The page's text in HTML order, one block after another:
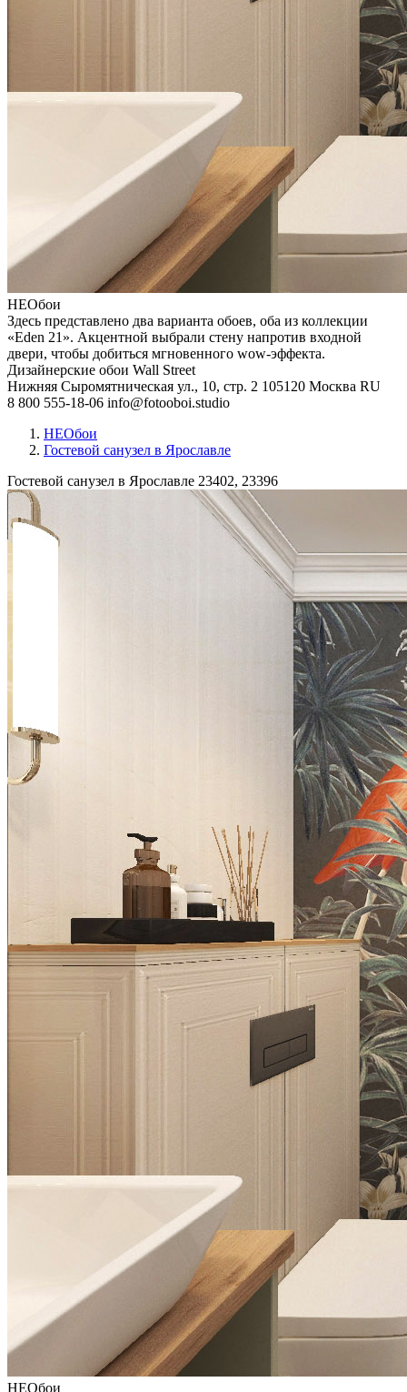
НЕОбои
Здесь представлено два варианта обоев, оба из коллекции
«Eden 21». Акцентной выбрали стену напротив входной
двери, чтобы добиться мгновенного wow-эффекта.
Дизайнерские обои Wall Street
Нижняя Сыромятническая ул., 10, стр. 2 105120 Москва RU
8 800 555-18-06 info@fotooboi.studio
НЕОбои
Гостевой санузел в Ярославле
Гостевой санузел в Ярославле 23402, 23396
НЕОбои